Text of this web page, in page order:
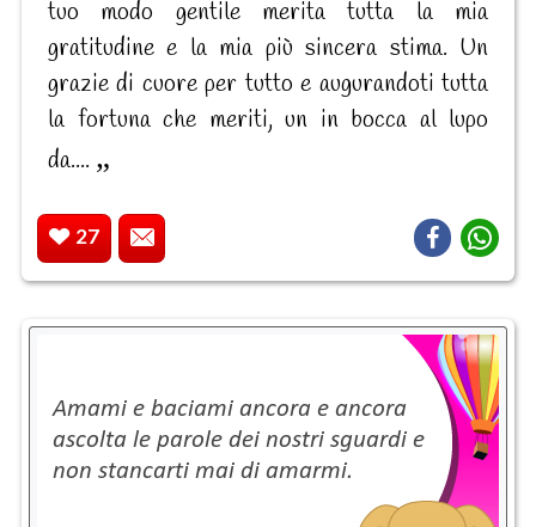
tuo modo gentile merita tutta la mia
gratitudine e la mia più sincera stima. Un
grazie di cuore per tutto e augurandoti tutta
la fortuna che meriti, un in bocca al lupo
da....
27